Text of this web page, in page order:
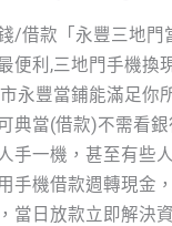
/借款「永豐三地門
便利,三地門手機換
永豐當鋪能滿足你
典當(借款)不需看
手一機，甚至有些
手機借款週轉現金
當日放款立即解決